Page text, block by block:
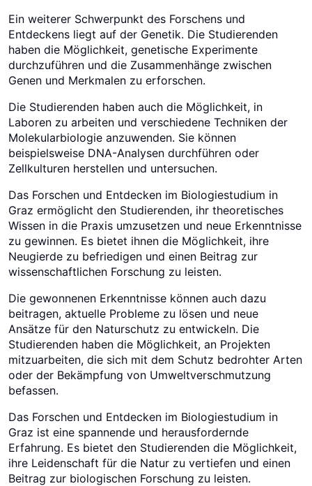
Ein weiterer Schwerpunkt des Forschens und
Entdeckens liegt auf der Genetik. Die Studierenden
haben die Möglichkeit, genetische Experimente
durchzuführen und die Zusammenhänge zwischen
Genen und Merkmalen zu erforschen.
Die Studierenden haben auch die Möglichkeit, in
Laboren zu arbeiten und verschiedene Techniken der
Molekularbiologie anzuwenden. Sie können
beispielsweise DNA-Analysen durchführen oder
Zellkulturen herstellen und untersuchen.
Das Forschen und Entdecken im Biologiestudium in
Graz ermöglicht den Studierenden, ihr theoretisches
Wissen in die Praxis umzusetzen und neue Erkenntnisse
zu gewinnen. Es bietet ihnen die Möglichkeit, ihre
Neugierde zu befriedigen und einen Beitrag zur
wissenschaftlichen Forschung zu leisten.
Die gewonnenen Erkenntnisse können auch dazu
beitragen, aktuelle Probleme zu lösen und neue
Ansätze für den Naturschutz zu entwickeln. Die
Studierenden haben die Möglichkeit, an Projekten
mitzuarbeiten, die sich mit dem Schutz bedrohter Arten
oder der Bekämpfung von Umweltverschmutzung
befassen.
Das Forschen und Entdecken im Biologiestudium in
Graz ist eine spannende und herausfordernde
Erfahrung. Es bietet den Studierenden die Möglichkeit,
ihre Leidenschaft für die Natur zu vertiefen und einen
Beitrag zur biologischen Forschung zu leisten.